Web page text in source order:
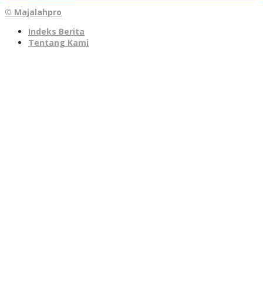
© Majalahpro
Indeks Berita
Tentang Kami